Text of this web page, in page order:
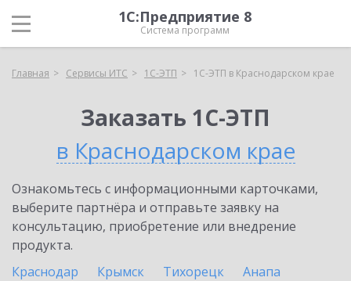
1С:Предприятие 8
Система программ
Главная Сервисы ИТС 1С-ЭТП 1С-ЭТП в Краснодарском крае
Заказать 1С-ЭТП
в Краснодарском крае
Ознакомьтесь с информационными карточками,
выберите партнёра и отправьте заявку на
консультацию, приобретение или внедрение
продукта.
Краснодар
Крымск Тихорецк
Анапа